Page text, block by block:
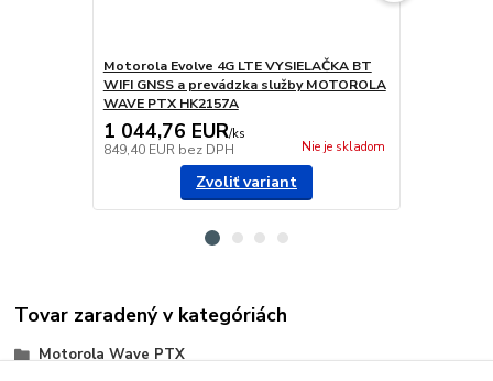
Motorola Evolve 4G LTE VYSIELAČKA BT
WIFI GNSS a prevádzka služby MOTOROLA
WAVE PTX HK2157A
1 044,76 EUR/ks
849,40 EUR bez DPH Nie je skladom
Zvoliť variant
Tovar zaradený v kategóriách
Motorola Wave PTX